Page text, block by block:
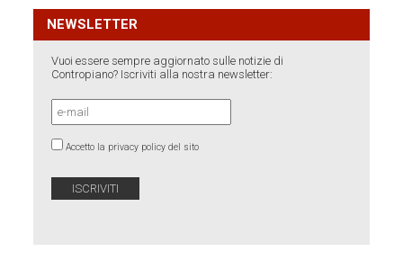
NEWSLETTER
Vuoi essere sempre aggiornato sulle notizie di
Contropiano? Iscriviti alla nostra newsletter:
Accetto la privacy policy del sito